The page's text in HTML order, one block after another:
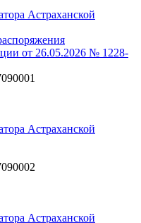
Астраханской
от 26.05.2026 № 1228-
Астраханской
Астраханской